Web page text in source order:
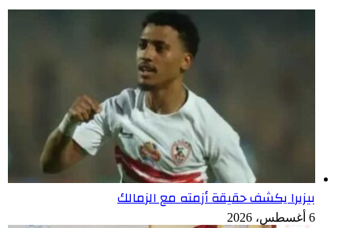
بيزيرا يكشف حقيقة أزمته مع الزمالك
6 أغسطس، 2026